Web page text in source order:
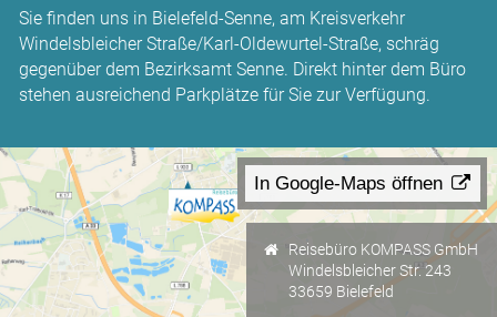
Sie finden uns in Bielefeld-Senne, am Kreisverkehr
Windelsbleicher Straße/Karl-Oldewurtel-Straße, schräg
gegenüber dem Bezirksamt Senne. Direkt hinter dem Büro
stehen ausreichend Parkplätze für Sie zur Verfügung.
In Google-Maps öffnen
Reisebüro KOMPASS GmbH
Windelsbleicher Str. 243
33659 Bielefeld